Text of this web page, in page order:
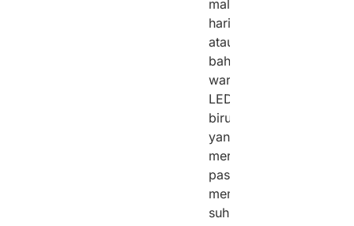
malam
hari,
atau
bahwa
warna
LED
biru
yang
mereka
pasang
memiliki
suhu